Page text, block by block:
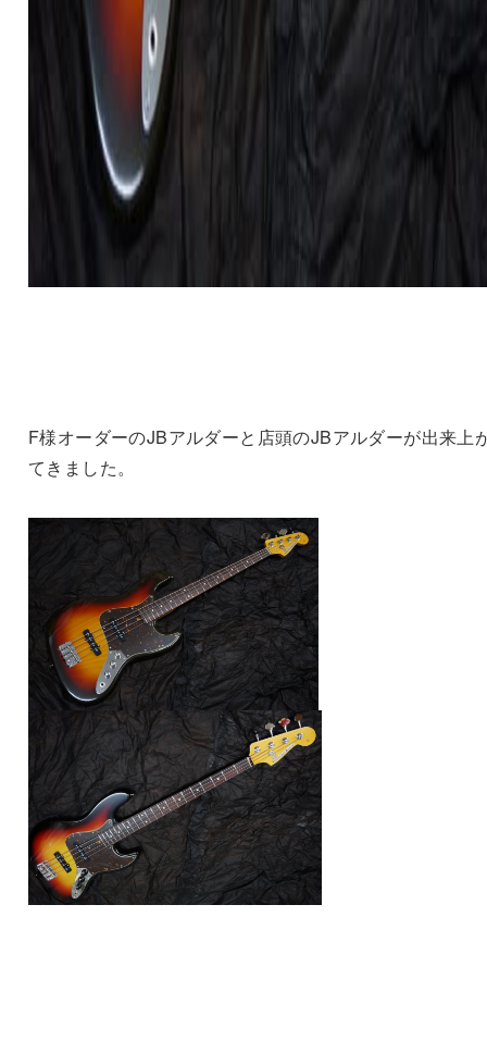
F様オーダーのJBアルダーと店頭のJBアルダーが出来上
てきました。